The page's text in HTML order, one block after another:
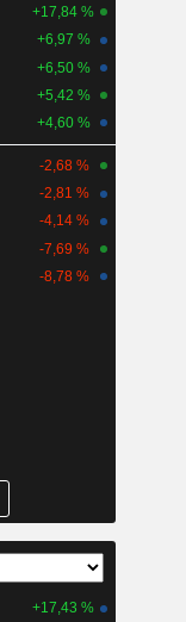
+17,84 %
+6,97 %
+6,50 %
+5,42 %
+4,60 %
-2,68 %
-2,81 %
-4,14 %
-7,69 %
-8,78 %
+17,43 %